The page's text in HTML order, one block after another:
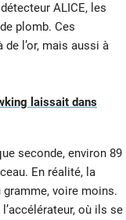
ALICE, les
plomb. Ces
l’or, mais aussi à
laissait dans
seconde, environ 89
En réalité, la
gramme, voire moins.
où ils se